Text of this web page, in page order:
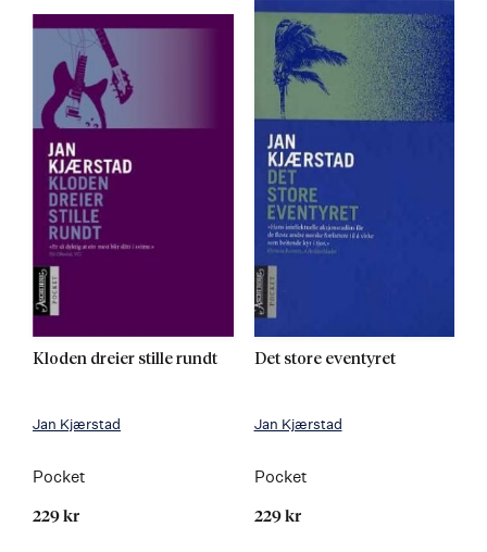
Kloden dreier stille rundt
Jan Kjærstad
Pocket
229 kr
Det store eventyret
Jan Kjærstad
Pocket
229 kr